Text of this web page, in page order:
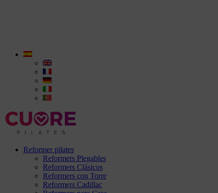
Reformer pilates
Reformers Plegables
Reformers Clásicos
Reformers con Torre
Reformers Cadillac